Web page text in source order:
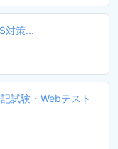
対策...
試験・Webテスト